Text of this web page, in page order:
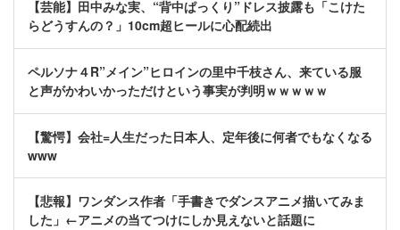
【芸能】田中みな実、“背中ぱっくり”ドレス披露も「こけた
らどうすんの？」10cm超ヒールに心配続出
ペルソナ４R”メイン”ヒロインの里中千枝さん、来ている服
と声がかわいかっただけという事実が判明ｗｗｗｗｗ
【驚愕】会社=人生だった日本人、定年後に何者でもなくなる
www
【悲報】ワンダンス作者「手書きでダンスアニメ描いてみま
した」←アニメの当てつけにしか見えないと話題に